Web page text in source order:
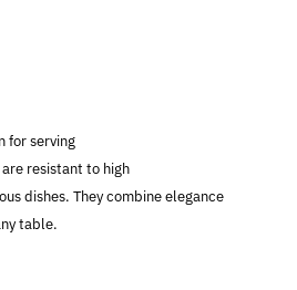
for serving
resistant to high
dishes. They combine elegance
table.